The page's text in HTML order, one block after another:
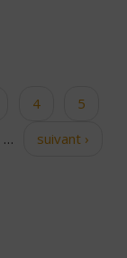
4
5
…
suivant ›